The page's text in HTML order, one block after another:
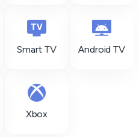
Smart TV Android TV
Xbox